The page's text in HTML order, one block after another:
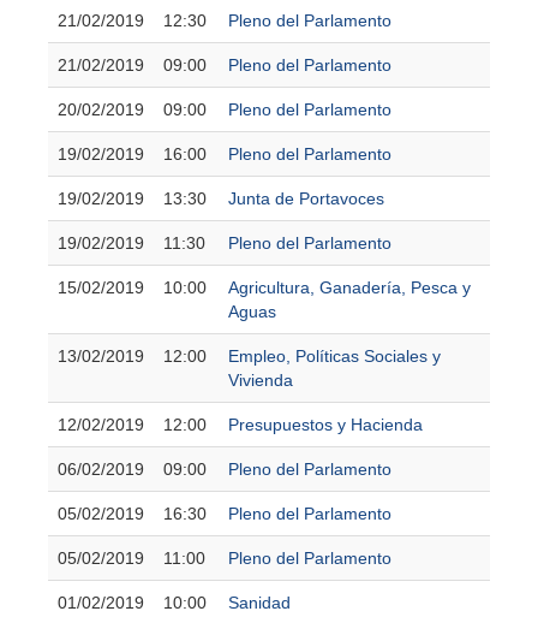
21/02/2019 12:30 Pleno del Parlamento
21/02/2019 09:00 Pleno del Parlamento
20/02/2019 09:00 Pleno del Parlamento
19/02/2019 16:00 Pleno del Parlamento
19/02/2019 13:30 Junta de Portavoces
19/02/2019 11:30 Pleno del Parlamento
15/02/2019 10:00
Agricultura, Ganadería, Pesca y
Aguas
13/02/2019 12:00
Empleo, Políticas Sociales y
Vivienda
12/02/2019 12:00 Presupuestos y Hacienda
06/02/2019 09:00 Pleno del Parlamento
05/02/2019 16:30 Pleno del Parlamento
05/02/2019 11:00 Pleno del Parlamento
01/02/2019 10:00 Sanidad